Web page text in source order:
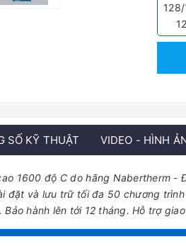
128/
SỐ KỸ THUẬT VIDEO - HÌNH
1600 độ C do hãng Nabertherm
đặt và lưu trữ tối đa 50 chương
Bảo hành lên tới 12 tháng. Hỗ trợ